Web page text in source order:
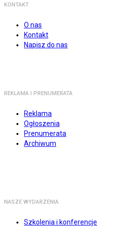
KONTAKT
O nas
Kontakt
Napisz do nas
REKLAMA I PRENUMERATA
Reklama
Ogłoszenia
Prenumerata
Archiwum
NASZE WYDARZENIA
Szkolenia i konferencje